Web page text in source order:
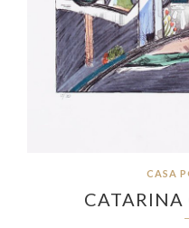
CASA
CATARINA